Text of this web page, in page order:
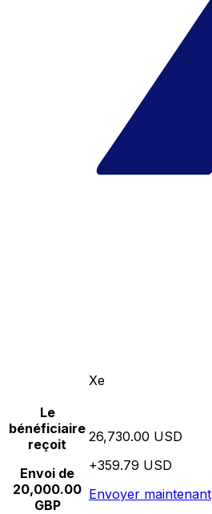
Xe
Le
bénéficiaire
reçoit
Envoi de
20,000.00
GBP
26,730.00 USD
+359.79 USD
Envoyer maintenant